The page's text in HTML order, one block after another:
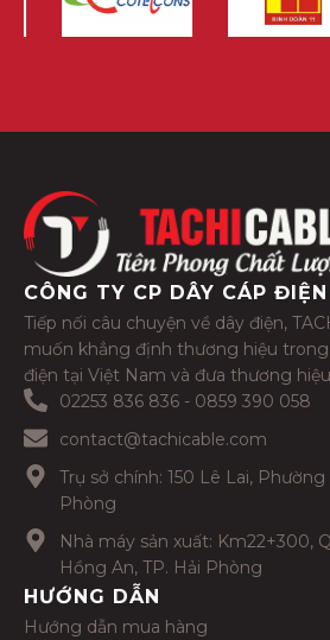
CÔNG TY CP DÂY CÁP
Tiếp nối câu chuyện về dây điện,
muốn khẳng định thương hiệu
điện tại Việt Nam và đưa thương
02253 836 836 - 0859 390 058
contact@tachicable.com
Trụ sở chính: 150 Lê Lai,
Phòng
Nhà máy sản xuất: Km22+300,
Hồng An, TP. Hải Phòng
HƯỚNG DẪN
Hướng dẫn mua hàng